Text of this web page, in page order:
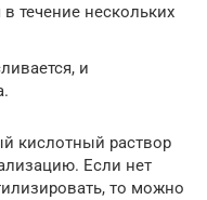
течение нескольких
и
кислотный раствор
Если нет
то можно